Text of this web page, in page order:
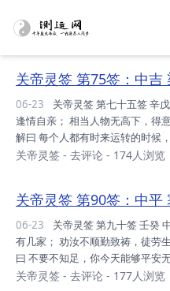
关帝灵签 第75签：中吉
06-23
逢情自亲； 相当人物无高下，得
解曰 每个人都有时来运转的时候
雄，只要是品格高尚，当然有被
退路，不宜冲之。 家庭：时势所
财利：步步为 营，不宜着急，一
衡，交春转旺，时运届至，令尔
安理得，定是平安...
关帝灵签 - 去评论 - 174人浏览
关帝灵签 第90签：中平
06-23
有几家； 劝汝不顺勤致祷，徒劳
曰 不要不知足，你今天能够平安
去妄求，则祸随时至矣。 但当主
关帝灵签 - 去评论 - 177人浏览